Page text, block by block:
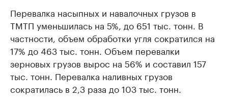
Перевалка насыпных и навалочных грузов в
ТМТП уменьшилась на 5%, до 651 тыс. тонн. В
частности, объем обработки угля сократился на
17% до 463 тыс. тонн. Объем перевалки
зерновых грузов вырос на 56% и составил 157
тыс. тонн. Перевалка наливных грузов
сократилась в 2,3 раза до 103 тыс. тонн.